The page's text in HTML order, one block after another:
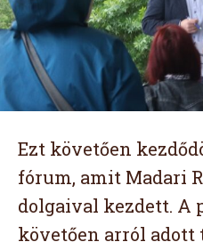
Ezt követően
fórum, amit Madari
dolgaival kezdett. A
követően arról adott